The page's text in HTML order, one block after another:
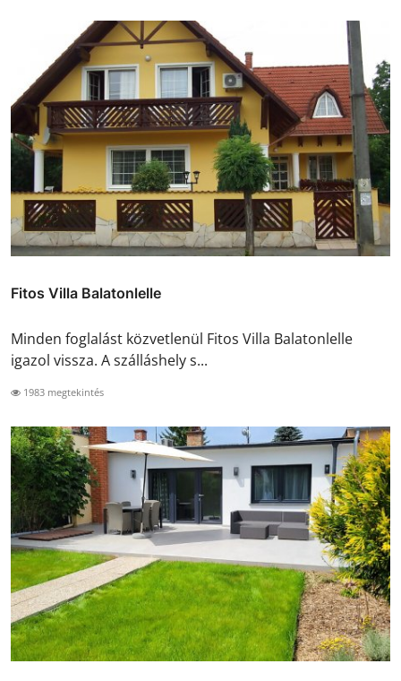
Fitos Villa Balatonlelle
Minden foglalást közvetlenül Fitos Villa Balatonlelle
igazol vissza. A szálláshely s...
1983 megtekintés